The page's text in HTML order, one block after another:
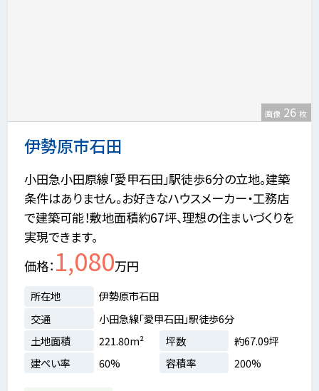
伊勢原市石田
画像 26 枚
小田急小田原線「愛甲石田」駅徒歩6分の立地。建築
条件はありません。お好きなハウスメーカー・工務店
で建築可能！敷地面積約67坪、理想の住まいづくりを
実現できます。
価格 1,080万円
所在地
伊勢原市石田
交通
小田急線「愛甲石田」駅徒歩6分
土地面積
221.80m² 坪数
約67.09坪
建ぺい率
60% 容積率 200%